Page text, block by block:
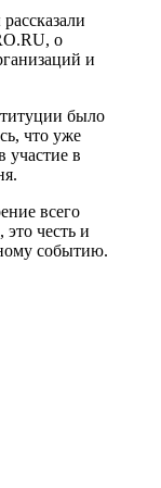
о
и
было
что уже
участие в
всего
честь и
событию.